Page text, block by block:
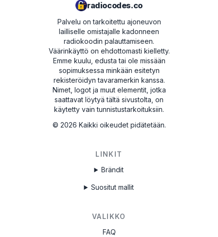
radiocodes.co
Palvelu on tarkoitettu ajoneuvon
lailliselle omistajalle kadonneen
radiokoodin palauttamiseen.
Väärinkäyttö on ehdottomasti kielletty.
Emme kuulu, edusta tai ole missään
sopimuksessa minkään esitetyn
rekisteröidyn tavaramerkin kanssa.
Nimet, logot ja muut elementit, jotka
saattavat löytyä tältä sivustolta, on
käytetty vain tunnistustarkoituksiin.
© 2026 Kaikki oikeudet pidätetään.
LINKIT
Brändit
Suositut mallit
VALIKKO
FAQ